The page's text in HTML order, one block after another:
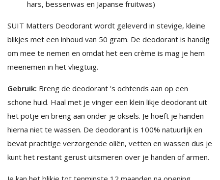
hars, bessenwas en Japanse fruitwas)
SUIT Matters Deodorant wordt geleverd in stevige, kleine
blikjes met een inhoud van 50 gram. De deodorant is handig
om mee te nemen en omdat het een crème is mag je hem
meenemen in het vliegtuig.
Gebruik: Breng de deodorant 's ochtends aan op een
schone huid. Haal met je vinger een klein likje deodorant uit
het potje en breng aan onder je oksels. Je hoeft je handen
hierna niet te wassen. De deodorant is 100% natuurlijk en
bevat prachtige verzorgende oliën, vetten en wassen dus je
kunt het restant gerust uitsmeren over je handen of armen.